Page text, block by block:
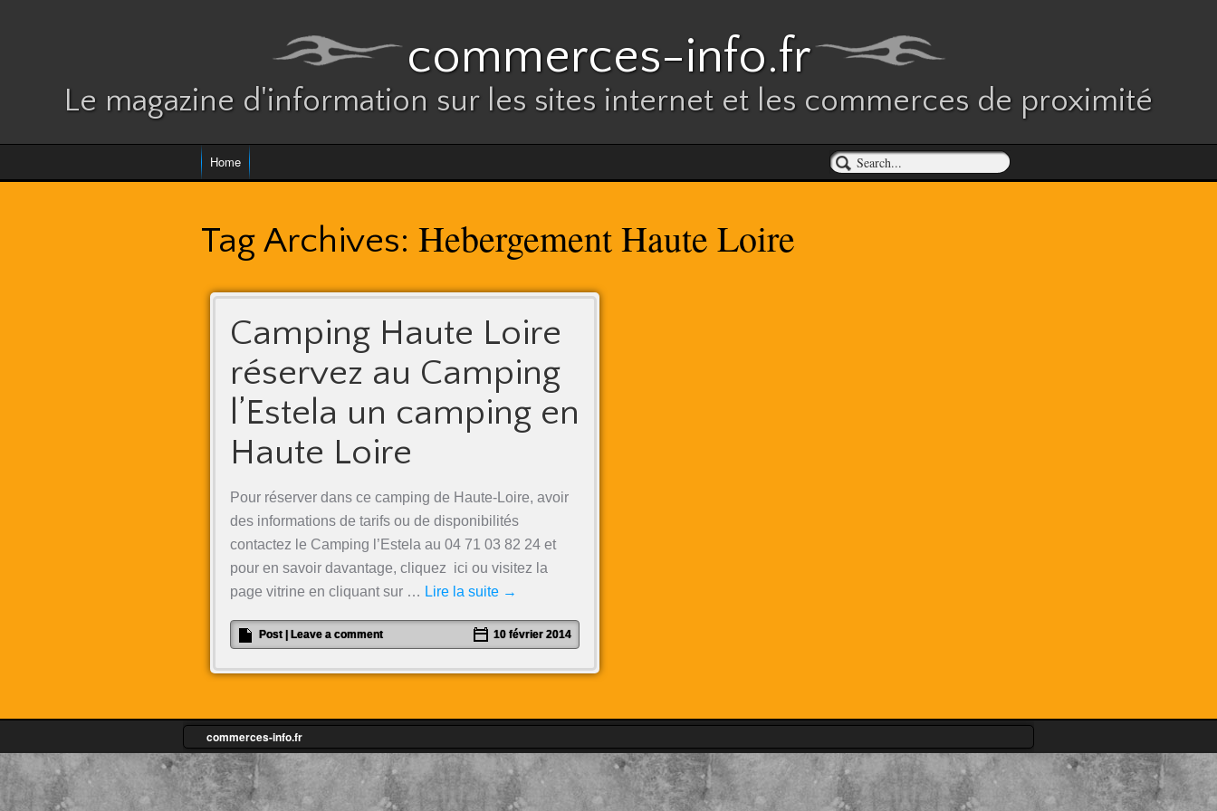
commerces-info.fr
Le magazine d'information sur les sites internet et les commerces de proximité
Home
Tag Archives: Hebergement Haute Loire
Camping Haute Loire
réservez au Camping
l’Estela un camping en
Haute Loire
Pour réserver dans ce camping de Haute-Loire, avoir
des informations de tarifs ou de disponibilités
contactez le Camping l’Estela au 04 71 03 82 24 et
pour en savoir davantage, cliquez ici ou visitez la
page vitrine en cliquant sur … Lire la suite →
Post Leave a comment 10 février 2014
commerces-info.fr